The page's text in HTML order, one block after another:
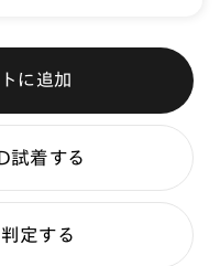
に追加
試着する
定する